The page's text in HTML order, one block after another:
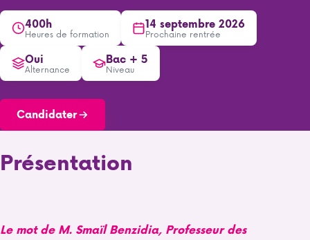
400h
Heures de formation
14 septembre 2026
Prochaine rentrée
Oui
Alternance
Bac + 5
Niveau
Candidater
Présentation
Le mot de M. Smaïl Benzidia, Professeur des